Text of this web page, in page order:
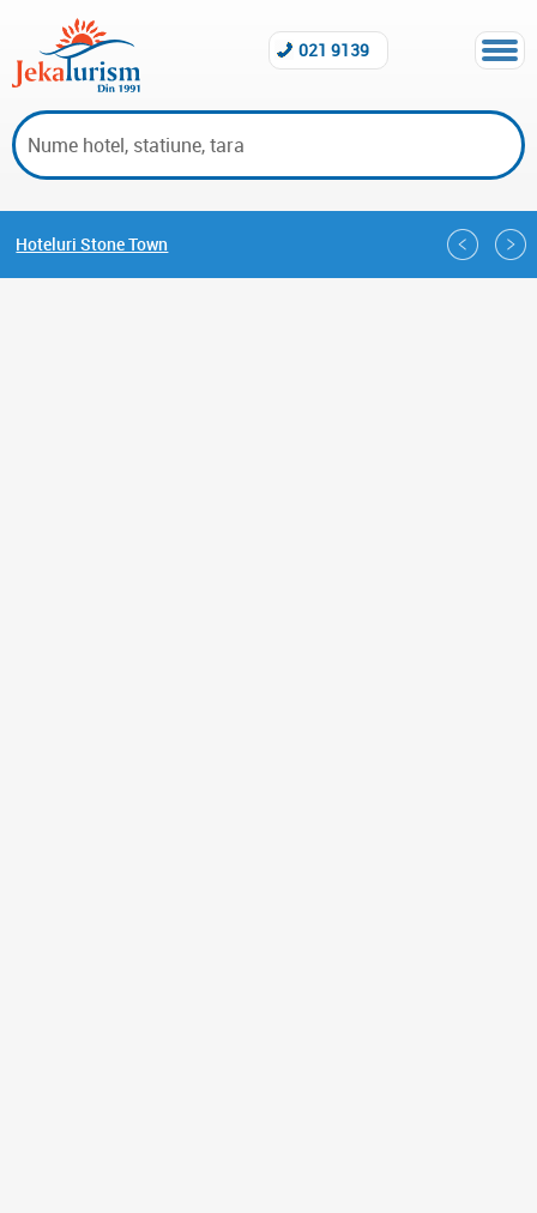
021 9139
Hoteluri Stone Town